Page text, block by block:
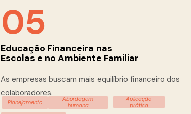
05
Educação Financeira nas
Escolas e no Ambiente Familiar
As empresas buscam mais equilíbrio financeiro dos
colaboradores.
Planejamento
Abordagem
humana
Aplicação
prática